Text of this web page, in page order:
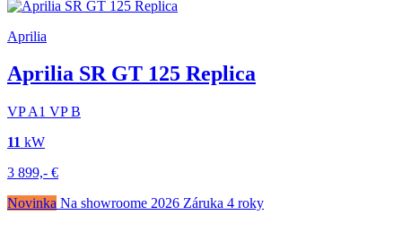
Aprilia
Aprilia SR GT 125 Replica
VPA1 VPB
11 kW
3 899,- €
Novinka Na showroome 2026 Záruka 4 roky